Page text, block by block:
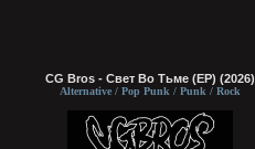
CG Bros - Свет Во Тьме (EP) (2026)
Alternative / Pop Punk / Punk / Rock